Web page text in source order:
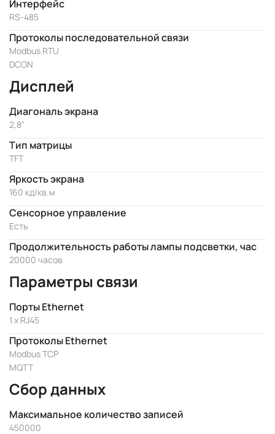
Интерфейс
RS-485
Протоколы последовательной связи
Modbus RTU
DCON
Дисплей
Диагональ экрана
2,8"
Тип матрицы
TFT
Яркость экрана
160 кд/кв.м
Сенсорное управление
Есть
Продолжительность работы лампы подсветки, час
20000 часов
Параметры связи
Порты Ethernet
1 x RJ45
Протоколы Ethernet
Modbus TCP
MQTT
Сбор данных
Максимальное количество записей
450000